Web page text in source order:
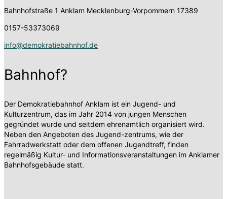
Bahnhofstraße 1 Anklam Mecklenburg-Vorpommern 17389
0157-53373069
info@demokratiebahnhof.de
Bahnhof?
Der Demokratiebahnhof Anklam ist ein Jugend- und
Kulturzentrum, das im Jahr 2014 von jungen Menschen
gegründet wurde und seitdem ehrenamtlich organisiert wird.
Neben den Angeboten des Jugend-zentrums, wie der
Fahrradwerkstatt oder dem offenen Jugendtreff, finden
regelmäßig Kultur- und Informationsveranstaltungen im Anklamer
Bahnhofsgebäude statt.